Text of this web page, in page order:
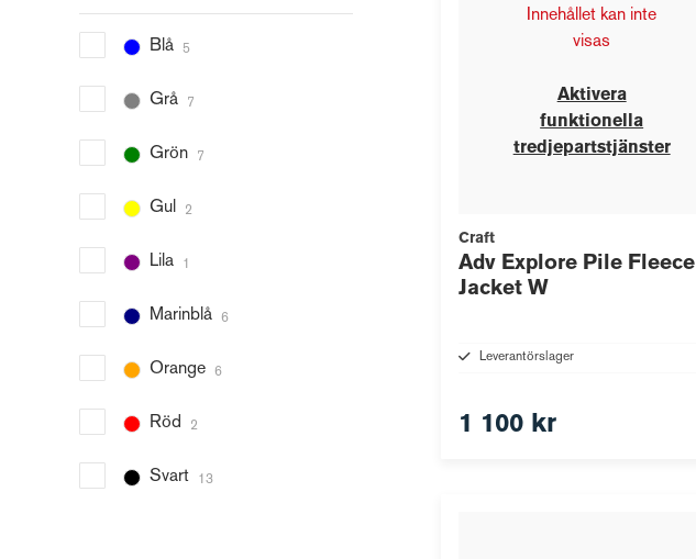
Blå 5
Grå 7
Grön 7
Gul 2
Lila 1
Marinblå 6
Orange 6
Röd 2
Svart 13
Innehållet kan inte
visas
Aktivera
funktionella
tredjepartstjänster
Craft
Adv Explore Pile Fleece
Jacket W
Leverantörslager
1 100 kr